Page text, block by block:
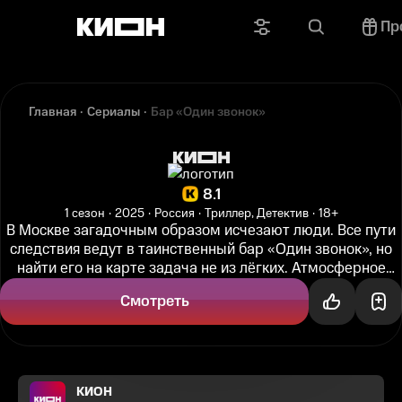
Главная Сериалы Бар «Один звонок»
8.1
1 сезон 2025 Россия Триллер, Детектив 18+
В Москве загадочным образом исчезают люди. Все пути
следствия ведут в таинственный бар «Один звонок», но
найти его на карте задача не из лёгких. Атмосферное
Смотреть
КИОН